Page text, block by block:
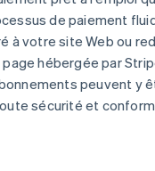
de paiement
à votre site Web ou
hébergée par
peuvent y
sécurité et